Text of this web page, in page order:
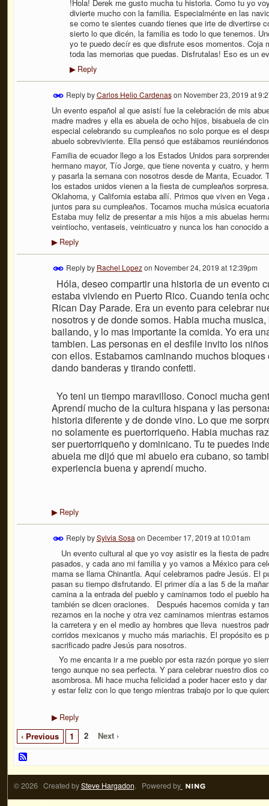
!Hola! Derek me gusto mucha tu historia. Como tu yo
divierte mucho con la familia. Especialménte en las
se como te sientes cuando tienes que irte de divertirse
sierto lo que dicén, la familia es todo lo que tenemos.
yo te puedo decír es que disfrute esos momentos.
toda las memorias que puedas. Disfrutalas! Eso es un
▶Reply
Reply byCarlos Helio Cardenason November 23, 2019 at
Un evento español al que asistí fue la celebración de mis
madre madres y ella es abuela de ocho hijos, bisabuela de
especial celebrando su cumpleaños no solo porque es el
abuelo sobreviviente. Ella pensó que estábamos
Familia de ecuador llego a los Estados Unidos para
hermano mayor, Tío Jorge, que tiene noventa y cuatro, y
y pasarla la semana con nosotros desde de Manta,
los estados unidos vienen a la fiesta de cumpleaños
Oklahoma, y California estaba allí. Primos que viven en
juntos para su cumpleaños. Tocamos mucha música
Estaba muy feliz de presentar a mis hijos a mis abuelas
veintiocho, ventaseis, veinticuatro y nunca los han conocido
▶Reply
Reply by Rachel Lopezon November 24, 2019 at 12:39pm
Hóla, deseo compartir una historia de un evento
estaba viviendo en Puerto Rico. Cuando tenia
Rican Day Parade. Era un evento para celebrar
nosotros y de donde somos. Habia mucha
bailando, y lo mas importante la comida. Yo era
tambien. Las personas en el desfile invito los
con ellos. Estabamos caminando muchos
dando banderas y tirando confetti.
Yo teni un tiempo maravilloso. Conoci mucha
Aprendí mucho de la cultura hispana y las
historia diferente y de donde vino. Lo que me
no solamente es puertorriqueño. Habia muchas
ser puertorriqueño y dominicano. Tu te puedes
abuela me dijó que mi abuelo era cubano, so
experiencia buena y aprendí mucho.
▶Reply
Reply bySylvia Sosa on December 17, 2019 at 10:01am
Un evento cultural al que yo voy asistir es la fiesta de
pasados, y cada ano mi familia y yo vamos a México para
mama se llama Chinantla. Aquí celebramos padre Jesús. El
pasan su tiempo disfrutando. El primer día a las 5 de la
camina a la entrada del pueblo y caminamos todo el pueblo
también se dicen oraciones. Después hacemos comida y
rezamos en la noche y otra vez caminamos mientras
la carretera y en el medio ay hombres que lleva nuestros
corridos mexicanos y mucho más mariachis. El propósito es
sacrificado padre Jesús para nosotros.
Yo me encanta ir a me pueblo por esta razón porque yo
tengo aunque no sea perfecta. Y para celebrar nuestro dios
asombrosa. Mi hace mucha felicidad a poder hacer esto y
y estar feliz con lo que tengo mientras trabajo por lo que
▶Reply
‹ Previous 1 2 Next ›
© 2026 Created bySteve Hargadon. Powered by